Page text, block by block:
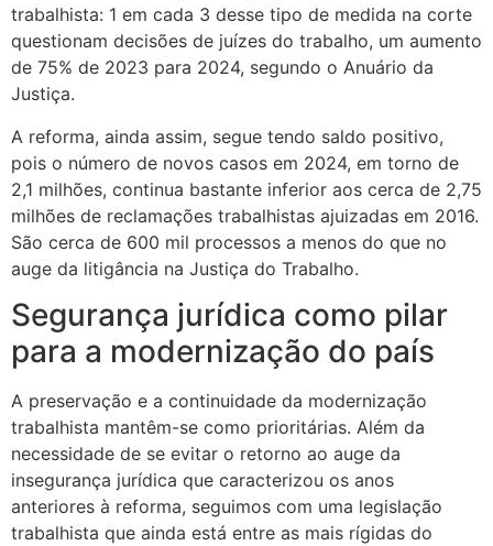
trabalhista: 1 em cada 3 desse tipo de medida na corte
questionam decisões de juízes do trabalho, um aumento
de 75% de 2023 para 2024, segundo o Anuário da
Justiça.
A reforma, ainda assim, segue tendo saldo positivo,
pois o número de novos casos em 2024, em torno de
2,1 milhões, continua bastante inferior aos cerca de 2,75
milhões de reclamações trabalhistas ajuizadas em 2016.
São cerca de 600 mil processos a menos do que no
auge da litigância na Justiça do Trabalho.
Segurança jurídica como pilar
para a modernização do país
A preservação e a continuidade da modernização
trabalhista mantêm-se como prioritárias. Além da
necessidade de se evitar o retorno ao auge da
insegurança jurídica que caracterizou os anos
anteriores à reforma, seguimos com uma legislação
trabalhista que ainda está entre as mais rígidas do